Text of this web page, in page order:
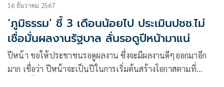
16 ธันวาคม 2567
‘ภูมิธรรม’ ชี้ 3 เดือนน้อยไป ประเมินปชช.ไม่
เชื่อมั่นผลงานรัฐบาล ลั่นรอดูปีหน้ามาแน่
ปีหน้า ขอให้ประชาชนรอดูผลงาน ซึ่งจะมีผลงานดีๆออกมาอีก
มาก เชื่อว่า ปีหน้าจะเป็นปีในการเริ่มต้นสร้างโอกาสตามที่